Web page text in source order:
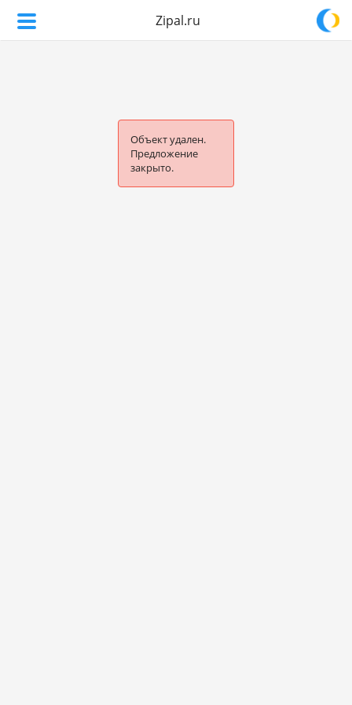
Zipal.ru
Объект удален.
Предложение
закрыто.